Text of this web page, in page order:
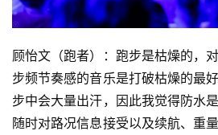
顾怡文（跑者）：跑步是枯燥的，
步频节奏感的音乐是打破枯燥的最
步中会大量出汗，因此我觉得防水
随时对路况信息接受以及续航、重